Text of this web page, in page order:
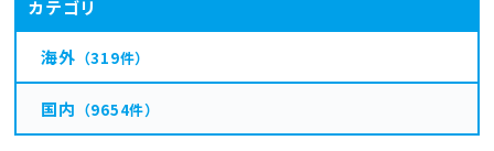
カテゴリ
海外 （319件）
国内 （9654件）